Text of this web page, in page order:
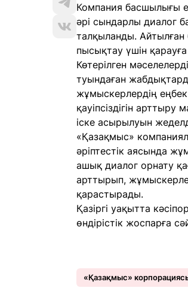
Компания басшылығы
әрі сындарлы диалог
талқыланды. Айтылған
пысықтау үшін
Көтерілген
туындаған
жұмыскерлердің еңбек
қауіпсіздігін
іске асырылуын
«Қазақмыс»
әріптестік аясында
ашық диалог орнату
арттырып,
қарастырады.
Қазіргі уақытта
өндірістік жоспарға
«Қазақмыс»